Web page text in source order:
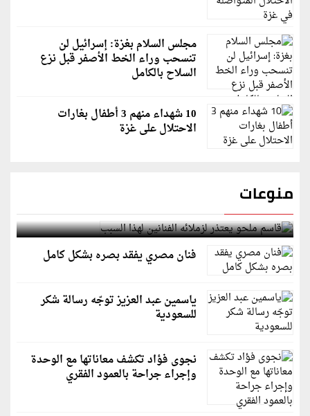
مجلس السلام بغزة: إسرائيل لن
تنسحب وراء الخط الأصفر قبل نزع
السلاح بالكامل
10 شهداء منهم 3 أطفال بغارات
الاحتلال على غزة
منوعات
قاسم ملحو يعتذر لزملائه الفنانين لهذا السبب
فنان مصري يفقد بصره بشكل كامل
ياسمين عبد العزيز توجّه رسالة شكر
للسعودية
نجوى فؤاد تكشف معاناتها مع الوحدة
وإجراء جراحة بالعمود الفقري